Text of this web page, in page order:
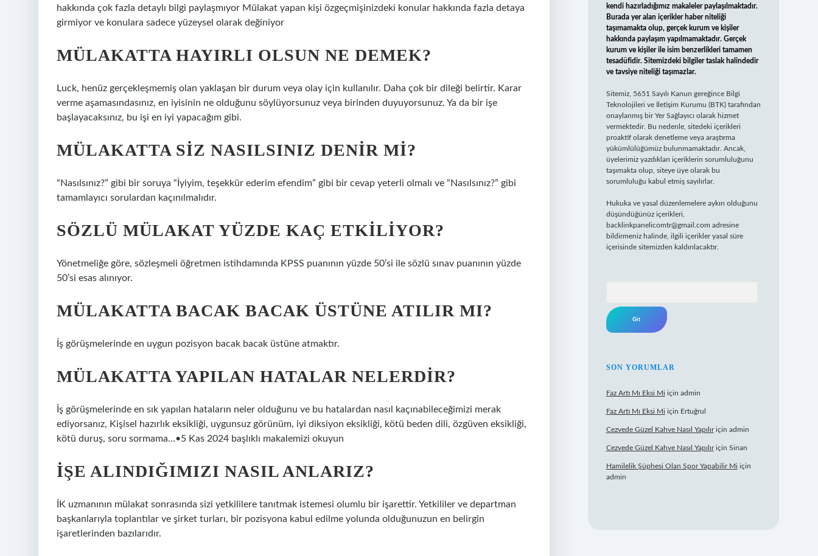
hakkında çok fazla detaylı bilgi paylaşmıyor Mülakat yapan kişi özgeçmişinizdeki konular hakkında fazla detaya
girmiyor ve konulara sadece yüzeysel olarak değiniyor
MÜLAKATTA HAYIRLI OLSUN NE DEMEK?
Luck, henüz gerçekleşmemiş olan yaklaşan bir durum veya olay için kullanılır. Daha çok bir dileği belirtir. Karar
verme aşamasındasınız, en iyisinin ne olduğunu söylüyorsunuz veya birinden duyuyorsunuz. Ya da bir işe
başlayacaksınız, bu işi en iyi yapacağım gibi.
MÜLAKATTA SIZ NASILSINIZ DENIR MI?
“Nasılsınız?” gibi bir soruya “İyiyim, teşekkür ederim efendim” gibi bir cevap yeterli olmalı ve “Nasılsınız?” gibi
tamamlayıcı sorulardan kaçınılmalıdır.
SÖZLÜ MÜLAKAT YÜZDE KAÇ ETKILIYOR?
Yönetmeliğe göre, sözleşmeli öğretmen istihdamında KPSS puanının yüzde 50’si ile sözlü sınav puanının yüzde
50’si esas alınıyor.
MÜLAKATTA BACAK BACAK ÜSTÜNE ATILIR MI?
İş görüşmelerinde en uygun pozisyon bacak bacak üstüne atmaktır.
MÜLAKATTA YAPILAN HATALAR NELERDIR?
İş görüşmelerinde en sık yapılan hataların neler olduğunu ve bu hatalardan nasıl kaçınabileceğimizi merak
ediyorsanız, Kişisel hazırlık eksikliği, uygunsuz görünüm, iyi diksiyon eksikliği, kötü beden dili, özgüven eksikliği,
kötü duruş, soru sormama…•5 Kas 2024 başlıklı makalemizi okuyun
İŞE ALINDIĞIMIZI NASIL ANLARIZ?
İK uzmanının mülakat sonrasında sizi yetkililere tanıtmak istemesi olumlu bir işarettir. Yetkililer ve departman
başkanlarıyla toplantılar ve şirket turları, bir pozisyona kabul edilme yolunda olduğunuzun en belirgin
işaretlerinden bazılarıdır.
kendi hazırladığımız makaleler paylaşılmaktadır.
Burada yer alan içerikler haber niteliği
taşımamakta olup, gerçek kurum ve kişiler
hakkında paylaşım yapılmamaktadır. Gerçek
kurum ve kişiler ile isim benzerlikleri tamamen
tesadüfidir. Sitemizdeki bilgiler taslak halindedir
ve tavsiye niteliği taşımazlar.
Sitemiz, 5651 Sayılı Kanun gereğince Bilgi
Teknolojileri ve İletişim Kurumu (BTK) tarafından
onaylanmış bir Yer Sağlayıcı olarak hizmet
vermektedir. Bu nedenle, sitedeki içerikleri
proaktif olarak denetleme veya araştırma
yükümlülüğümüz bulunmamaktadır. Ancak,
üyelerimiz yazdıkları içeriklerin sorumluluğunu
taşımakta olup, siteye üye olarak bu
sorumluluğu kabul etmiş sayılırlar.
Hukuka ve yasal düzenlemelere aykırı olduğunu
düşündüğünüz içerikleri,
backlinkpanelicomtr@gmail.com adresine
bildirmeniz halinde, ilgili içerikler yasal süre
içerisinde sitemizden kaldırılacaktır.
SON YORUMLAR
Faz Artı Mı Eksi Mi için admin
Faz Artı Mı Eksi Mi için Ertuğrul
Cezvede Güzel Kahve Nasıl Yapılıriçin admin
Cezvede Güzel Kahve Nasıl Yapılıriçin Sinan
Hamilelik Şüphesi Olan Spor Yapabilir Mi için
admin